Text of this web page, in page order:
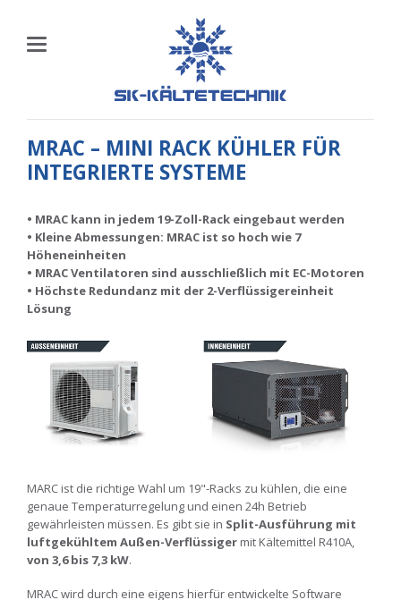
MRAC – MINI RACK KÜHLER FÜR
INTEGRIERTE SYSTEME
• MRAC kann in jedem 19-Zoll-Rack eingebaut werden
• Kleine Abmessungen: MRAC ist so hoch wie 7
Höheneinheiten
• MRAC Ventilatoren sind ausschließlich mit EC-Motoren
• Höchste Redundanz mit der 2-Verflüssigereinheit
Lösung
MARC ist die richtige Wahl um 19"-Racks zu kühlen, die eine
genaue Temperaturregelung und einen 24h Betrieb
gewährleisten müssen. Es gibt sie in Split-Ausführung mit
luftgekühltem Außen-Verflüssigermit Kältemittel R410A,
von 3,6 bis 7,3 kW.
MRAC wird durch eine eigens hierfür entwickelte Software